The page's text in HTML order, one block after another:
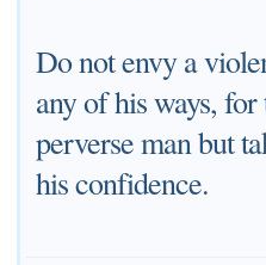
Do not envy a
any of his ways,
perverse man but
his confidence.